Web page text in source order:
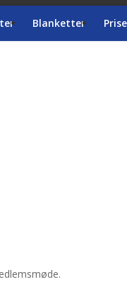
Blanketter